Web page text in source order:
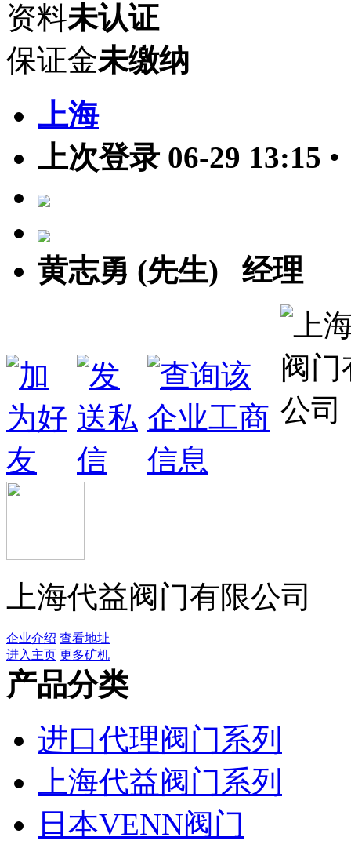
资料未认证
保证金未缴纳
上海
上次登录 06-29 13:15 •
黄志勇 (先生) 经理
上海代益阀门有限公司
企业介绍 查看地址
进入主页 更多矿机
产品分类
进口代理阀门系列
上海代益阀门系列
日本VENN阀门